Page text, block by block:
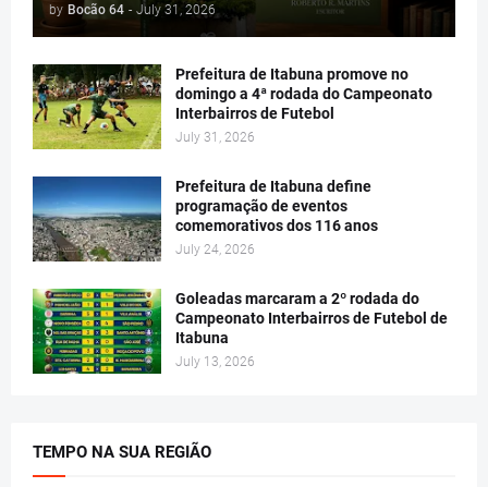
by Bocão 64 - July 31, 2026
Prefeitura de Itabuna promove no
domingo a 4ª rodada do Campeonato
Interbairros de Futebol
July 31, 2026
Prefeitura de Itabuna define
programação de eventos
comemorativos dos 116 anos
July 24, 2026
Goleadas marcaram a 2º rodada do
Campeonato Interbairros de Futebol de
Itabuna
July 13, 2026
TEMPO NA SUA REGIÃO